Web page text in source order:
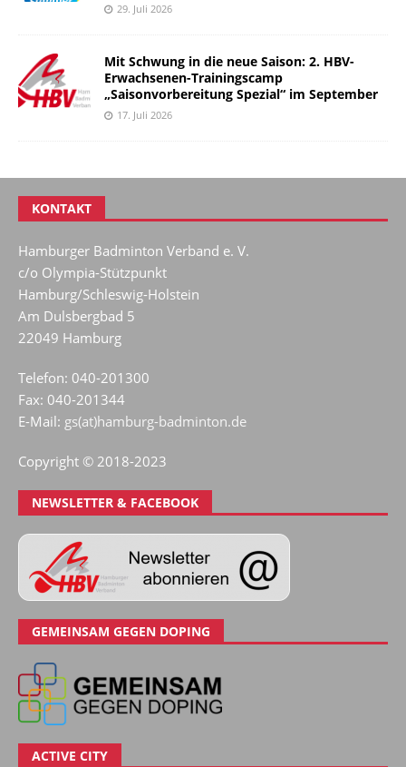
29. Juli 2026
Mit Schwung in die neue Saison: 2. HBV-
Erwachsenen-Trainingscamp
„Saisonvorbereitung Spezial“ im September
17. Juli 2026
KONTAKT
Hamburger Badminton Verband e. V.
c/o Olympia-Stützpunkt
Hamburg/Schleswig-Holstein
Am Dulsbergbad 5
22049 Hamburg
Telefon: 040-201300
Fax: 040-201344
E-Mail: gs(at)hamburg-badminton.de
Copyright © 2018-2023
NEWSLETTER & FACEBOOK
GEMEINSAM GEGEN DOPING
ACTIVE CITY